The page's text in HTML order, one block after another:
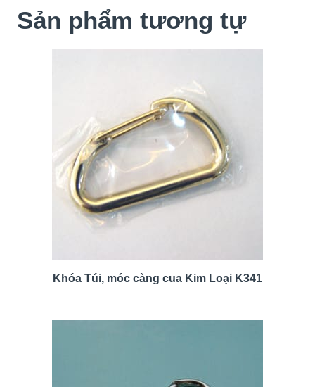
Sản phẩm tương tự
Khóa Túi, móc càng cua Kim Loại K341